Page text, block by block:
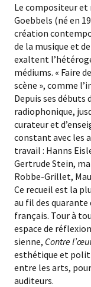
Le compositeur
Goebbels (né en
création
de la musique et
exaltent
médiums. « Faire
scène », comme
Depuis ses débuts
radiophonique,
curateur et
constant avec les
travail : Hanns
Gertrude Stein,
Robbe-Grillet,
Ce recueil est la
au fil des
français. Tour à
espace de
sienne, Contre
esthétique et
entre les arts,
auditeurs.